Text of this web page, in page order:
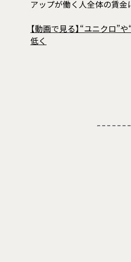
アップが働く人全体の賃金
【動画で見る】“ユニクロ”
低く